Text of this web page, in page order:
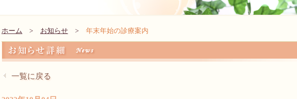
ホーム > お知らせ > 年末年始の診療案内
一覧に戻る